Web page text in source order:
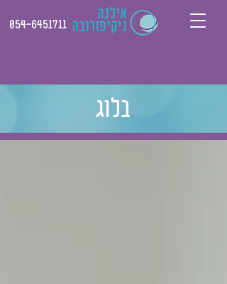
054-6451711
בלוג